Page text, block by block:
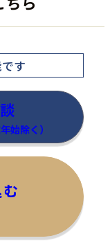
す
始除く）